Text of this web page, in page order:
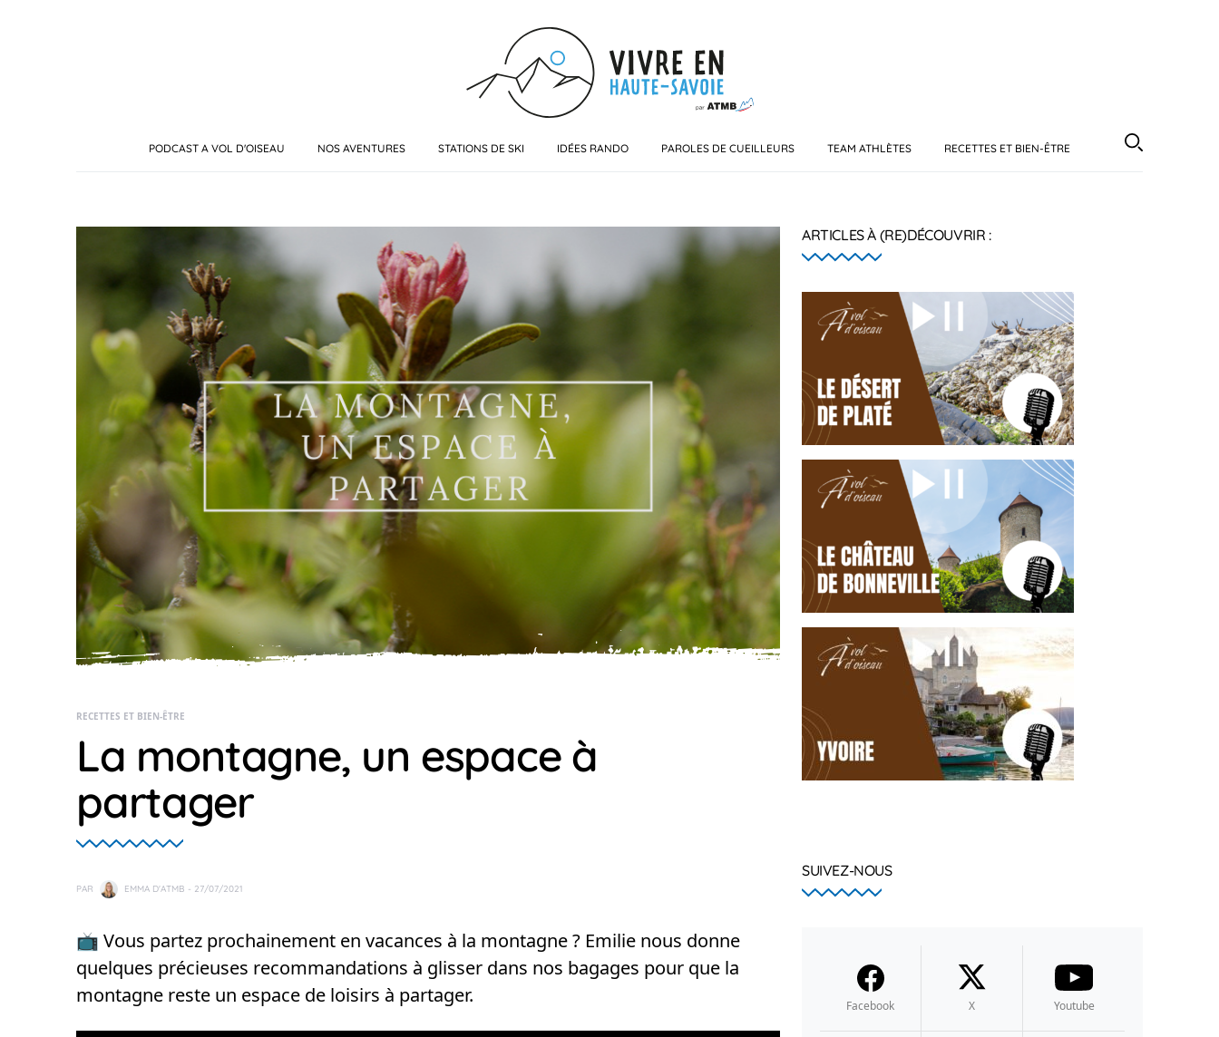
PODCAST A VOL D'OISEAU NOS AVENTURES STATIONS DE SKI IDÉES RANDO PAROLES DE CUEILLEURS TEAM ATHLÈTES RECETTES ET BIEN-ÊTRE
RECETTES ET BIEN-ÊTRE
La montagne, un espace à
partager
PAR EMMA D'ATMB - 27/07/2021
📺 Vous partez prochainement en vacances à la montagne ? Emilie nous donne
quelques précieuses recommandations à glisser dans nos bagages pour que la
montagne reste un espace de loisirs à partager.
ARTICLES À (RE)DÉCOUVRIR :
SUIVEZ-NOUS
Facebook X Youtube